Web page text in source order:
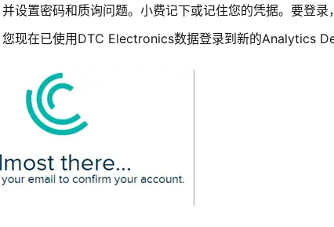
设置密码和质询问题。小费记下或记住您的凭据。要登
您现在已使用DTC Electronics数据登录到新的Analytics